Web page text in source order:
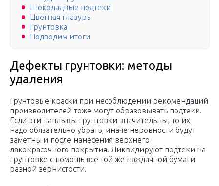
Шоколадные подтеки
Цветная глазурь
Грунтовка
Подводим итоги
Дефекты грунтовки: методы
удаления
Грунтовые краски при несоблюдении рекомендаций
производителей тоже могут образовывать подтеки.
Если эти наплывы грунтовки значительны, то их
надо обязательно убрать, иначе неровности будут
заметны и после нанесения верхнего
лакокрасочного покрытия. Ликвидируют подтеки на
грунтовке с помощь все той же наждачной бумаги
разной зернистости.